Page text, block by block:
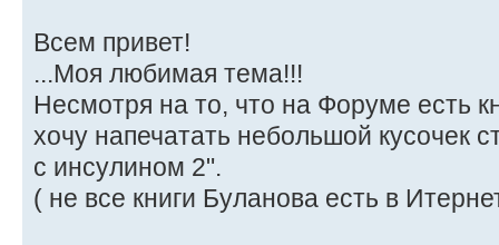
Всем привет!
...Моя любимая тема!!!
Несмотря на то, что на Форуме есть
хочу напечатать небольшой кусочек
с инсулином 2".
( не все книги Буланова есть в